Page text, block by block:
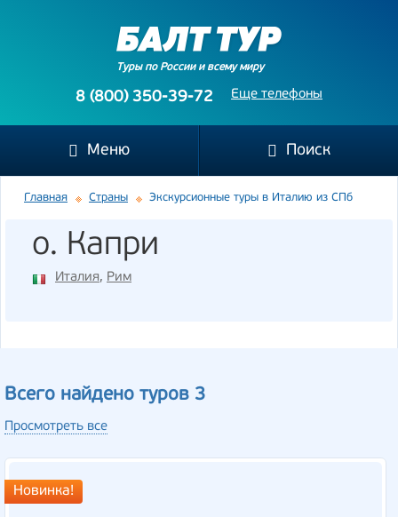
Туры по России и всему миру
Еще телефоны
8 (800) 350-39-72
Меню Поиск
Главная Страны Экскурсионные туры в Италию из СПб
о. Капри
Италия, Рим
Всего найдено туров 3
Просмотреть все
Новинка!